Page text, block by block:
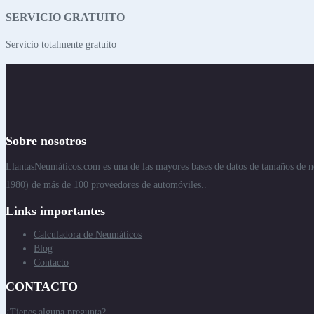
SERVICIO GRATUITO
Servicio totalmente gratuito
Sobre nosotros
LlantasNeumáticos.com es una de las mayores bases de datos de tamaños
1980) de más de 100 proveedores de automóviles..
Links importantes
Calculadora de Neumáticos
Blog
Contacto
CONTACTO